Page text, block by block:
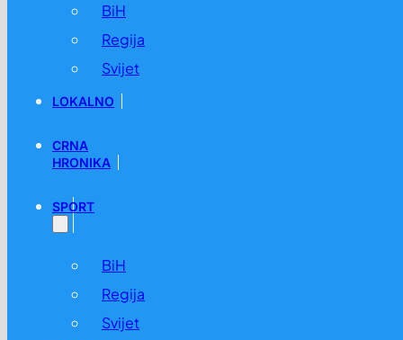
BiH
Regija
Svijet
LOKALNO
CRNA
HRONIKA
SPORT
BiH
Regija
Svijet